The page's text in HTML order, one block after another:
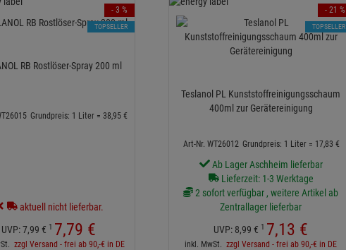
RB Rostlöser-Spray 200 ml
Grundpreis: 1 Liter = 38, 95 €
aktuell nicht lieferbar.
UVP:7,99 € 1 7,79 €
zzgl Versand - frei ab 90,-€ in DE
- 3 %
TOPSELLER
Teslanol PL Kunststoffreinigungsschaum
400ml zur Gerätereinigung
Art-Nr. WT26012 Grundpreis: 1 Liter = 17,83 €
Ab Lager Aschheim lieferbar
Lieferzeit: 1-3 Werktage
2 sofort verfügbar , weitere Artikel ab
Zentrallager lieferbar
UVP: 8,99 € 1 7,13 €
inkl. MwSt.zzgl Versand - frei ab 90,-€ in DE
- 21 %
TOPSELLER